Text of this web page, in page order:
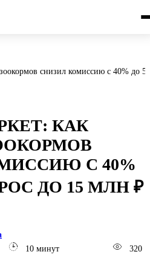
снизил комиссию с 40% до
КАК
С 40%
ДО 15 МЛН ₽
10 минут 320